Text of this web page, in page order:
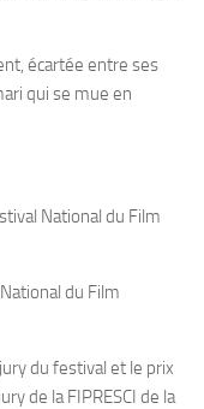
écartée entre ses
qui se mue en
National du Film
du Film
du festival et le prix
de la FIPRESCI de la